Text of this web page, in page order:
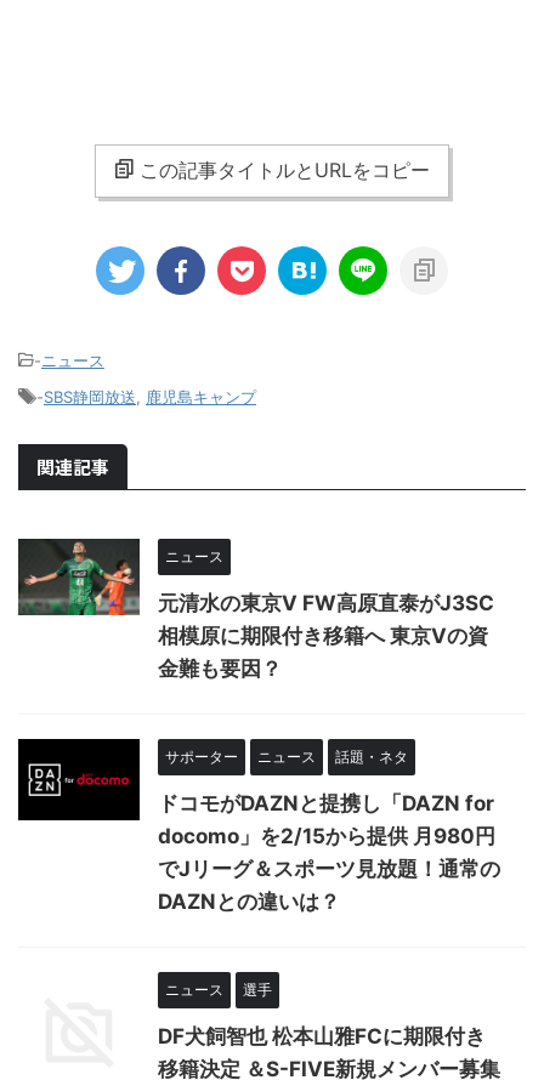
この記事タイトルとURLをコピー
-ニュース
-SBS静岡放送 鹿児島キャンプ
関連記事
ニュース
元清水の東京V FW高原直泰がJ3SC
相模原に期限付き移籍へ 東京Vの資
金難も要因？
サポーター ニュース 話題・ネタ
ドコモがDAZNと提携し「DAZN for
docomo」を2/15から提供 月980円
でJリーグ＆スポーツ見放題！通常の
DAZNとの違いは？
ニュース 選手
DF犬飼智也 松本山雅FCに期限付き
移籍決定 ＆S-FIVE新規メンバー募集